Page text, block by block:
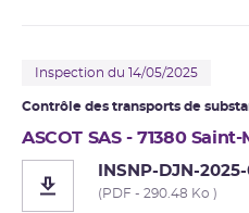
Inspection du 14/05/2025
Contrôle des transports de
ASCOT SAS - 71380 Saint-
INSNP-DJN-
(PDF - 290.48 Ko )